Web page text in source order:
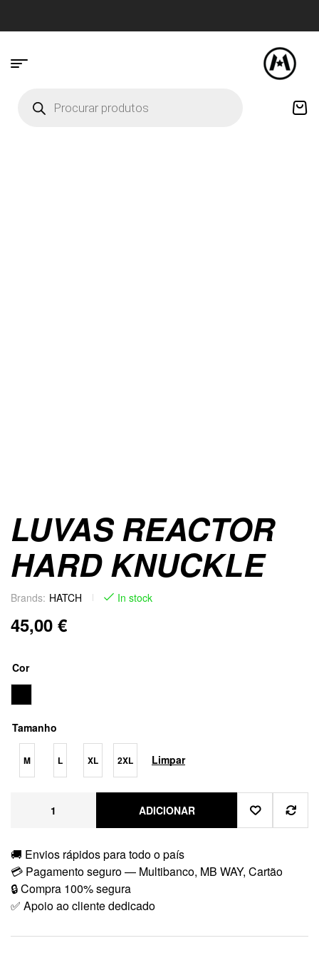
LUVAS REACTOR
HARD KNUCKLE
Brands: HATCH In stock
45,00 €
Cor
Tamanho
M L XL 2XL Limpar
ADICIONAR
🚚 Envios rápidos para todo o país
💳 Pagamento seguro — Multibanco, MB WAY, Cartão
🔒 Compra 100% segura
✅ Apoio ao cliente dedicado